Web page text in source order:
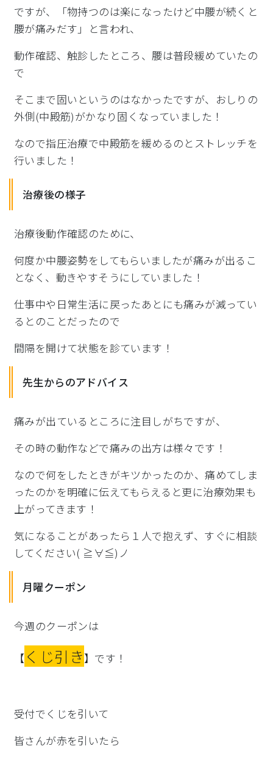
ですが、「物持つのは楽になったけど中腰が続くと
腰が痛みだす」
と言われ、
動作確認、触診したところ、腰は普段緩めていたの
で
そこまで固い というのはなかったですが、おしりの
外側(中殿筋)がかなり固くなっていました！
なので指圧治療で中殿筋を緩めるのとストレッチを
行いました！
治療後の様子
治療後動作確認のために、
何度か中腰姿勢をしてもらいましたが痛みが出るこ
となく、 動きやすそうにしていました！
仕事中や日常生活に戻ったあとにも痛みが減ってい
るとのことだっ たので
間隔を開けて状態を診ています！
先生からのアドバイス
痛みが出ているところに注目しがちですが、
その時の動作などで痛みの出方は様々です！
なので何をしたときがキツかったのか、痛めてしま
ったのかを明確に伝えてもらえると更に治療効果も
上がってきます！
気になることがあったら１人で抱えず、すぐに相談
してください( ≧∀≦)ノ
月曜クーポン
今週のクーポンは
【 くじ引き】です！
受付でくじを引いて
皆さんが赤を引いたら